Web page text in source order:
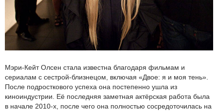
Мэри-Кейт Олсен стала известна благодаря фильмам и
сериалам с сестрой-близнецом, включая «Двое: я и моя тень».
После подросткового успеха она постепенно ушла из
киноиндустрии. Её последняя заметная актёрская работа была
в начале 2010-х, после чего она полностью сосредоточилась на